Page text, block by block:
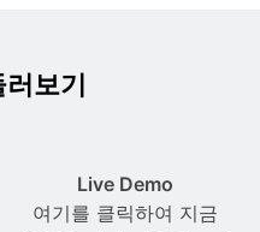
보기
Live Demo
여기를 클릭하여 지금